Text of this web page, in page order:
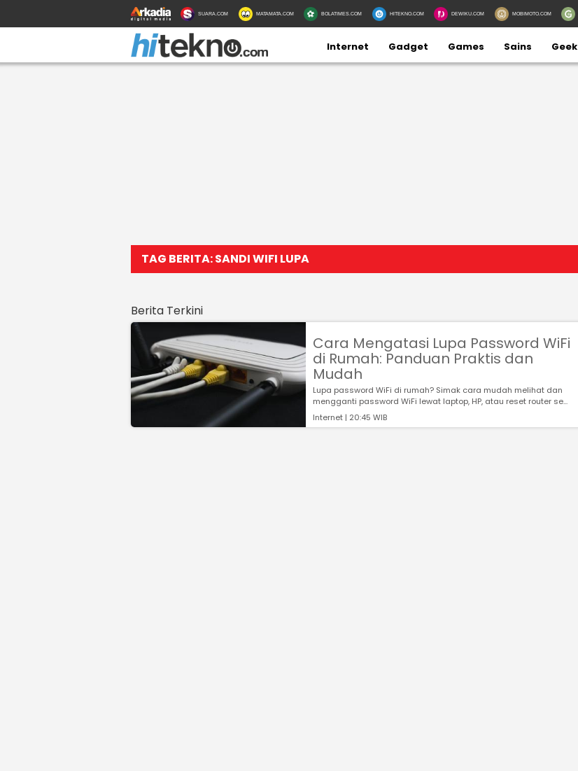
SUARA.COM MATAMATA.COM BOLATIMES.COM HITEKNO.COM DEWIKU.COM MOBIMOTO.COM
Internet Gadget Games Sains Geek
TAG BERITA: SANDI WIFI LUPA
Berita Terkini
Cara Mengatasi Lupa Password WiFi
di Rumah: Panduan Praktis dan
Mudah
Lupa password WiFi di rumah? Simak cara mudah melihat dan
mengganti password WiFi lewat laptop, HP, atau reset router se...
Internet | 20:45 WIB